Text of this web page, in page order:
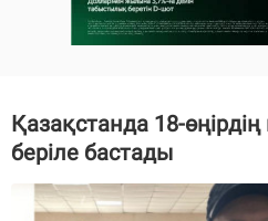
Қазақстанда 18-өңірдің
беріле бастады